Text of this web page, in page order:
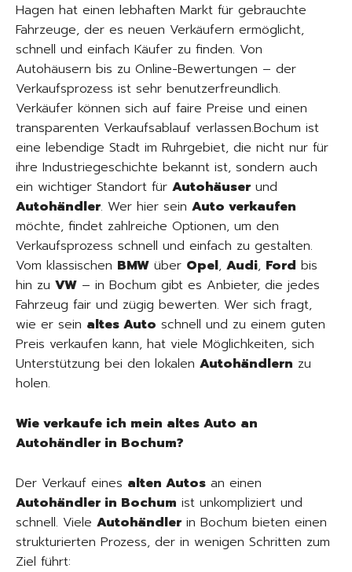
Hagen hat einen lebhaften Markt für gebrauchte
Fahrzeuge, der es neuen Verkäufern ermöglicht,
schnell und einfach Käufer zu finden. Von
Autohäusern bis zu Online-Bewertungen – der
Verkaufsprozess ist sehr benutzerfreundlich.
Verkäufer können sich auf faire Preise und einen
transparenten Verkaufsablauf verlassen.Bochum ist
eine lebendige Stadt im Ruhrgebiet, die nicht nur für
ihre Industriegeschichte bekannt ist, sondern auch
ein wichtiger Standort für Autohäuser und
Autohändler. Wer hier sein Auto verkaufen
möchte, findet zahlreiche Optionen, um den
Verkaufsprozess schnell und einfach zu gestalten.
Vom klassischen BMW über Opel, Audi, Ford bis
hin zu VW – in Bochum gibt es Anbieter, die jedes
Fahrzeug fair und zügig bewerten. Wer sich fragt,
wie er sein altes Auto schnell und zu einem guten
Preis verkaufen kann, hat viele Möglichkeiten, sich
Unterstützung bei den lokalen Autohändlern zu
holen.
Wie verkaufe ich mein altes Auto an
Autohändler in Bochum?
Der Verkauf eines alten Autos an einen
Autohändler in Bochum ist unkompliziert und
schnell. Viele Autohändler in Bochum bieten einen
strukturierten Prozess, der in wenigen Schritten zum
Ziel führt: